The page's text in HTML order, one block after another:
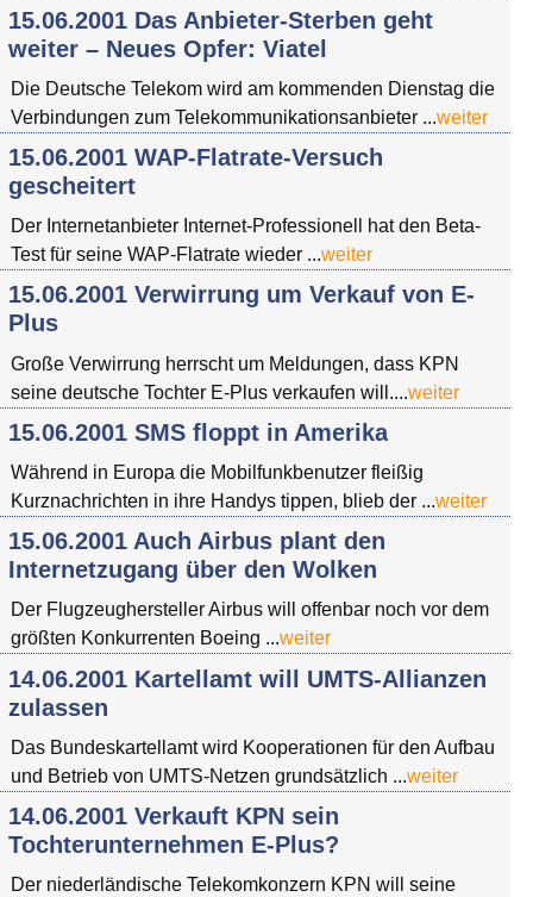
15.06.2001 Das Anbieter-Sterben geht
weiter – Neues Opfer: Viatel
Die Deutsche Telekom wird am kommenden Dienstag die
Verbindungen zum Telekommunikationsanbieter ...weiter
15.06.2001 WAP-Flatrate-Versuch
gescheitert
Der Internetanbieter Internet-Professionell hat den Beta-
Test für seine WAP-Flatrate wieder ...weiter
15.06.2001 Verwirrung um Verkauf von E-
Plus
Große Verwirrung herrscht um Meldungen, dass KPN
seine deutsche Tochter E-Plus verkaufen will....weiter
15.06.2001 SMS floppt in Amerika
Während in Europa die Mobilfunkbenutzer fleißig
Kurznachrichten in ihre Handys tippen, blieb der ...weiter
15.06.2001 Auch Airbus plant den
Internetzugang über den Wolken
Der Flugzeughersteller Airbus will offenbar noch vor dem
größten Konkurrenten Boeing ...weiter
14.06.2001 Kartellamt will UMTS-Allianzen
zulassen
Das Bundeskartellamt wird Kooperationen für den Aufbau
und Betrieb von UMTS-Netzen grundsätzlich ...weiter
14.06.2001 Verkauft KPN sein
Tochterunternehmen E-Plus?
Der niederländische Telekomkonzern KPN will seine